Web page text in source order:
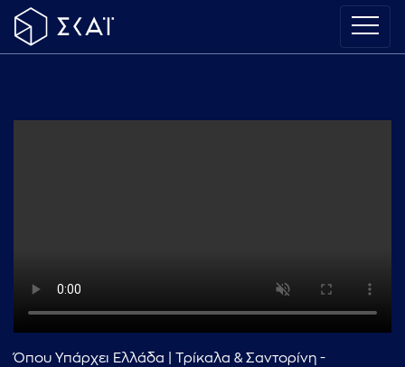
Όπου Υπάρχει Ελλάδα | Τρίκαλα & Σαντορίνη -